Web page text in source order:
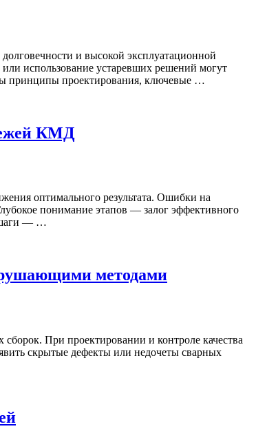
и высокой эксплуатационной
использование устаревших решений могут
принципы проектирования, ключевые …
КМД
оптимального результата. Ошибки на
понимание этапов — залог эффективного
шаги — …
методами
При проектировании и контроле качества
скрытые дефекты или недочеты сварных